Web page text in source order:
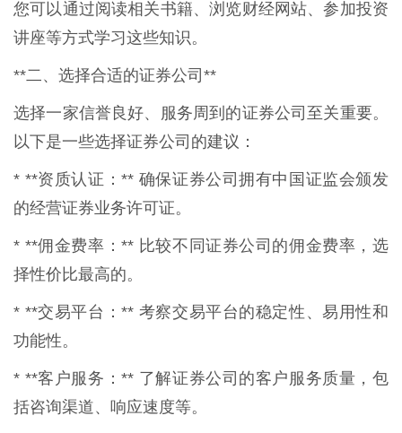
您可以通过阅读相关书籍、浏览财经网站、参加投资
讲座等方式学习这些知识。
**二、选择合适的证券公司**
选择一家信誉良好、服务周到的证券公司至关重要。
以下是一些选择证券公司的建议：
* **资质认证：** 确保证券公司拥有中国证监会颁发
的经营证券业务许可证。
* **佣金费率：** 比较不同证券公司的佣金费率，选
择性价比最高的。
* **交易平台：** 考察交易平台的稳定性、易用性和
功能性。
* **客户服务：** 了解证券公司的客户服务质量，包
括咨询渠道、响应速度等。